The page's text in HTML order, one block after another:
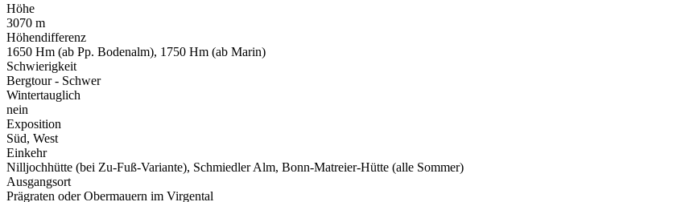
Höhe
3070 m
Höhendifferenz
1650 Hm (ab Pp. Bodenalm), 1750 Hm (ab Marin)
Schwierigkeit
Bergtour - Schwer
Wintertauglich
nein
Exposition
Süd, West
Einkehr
Nilljochhütte (bei Zu-Fuß-Variante), Schmiedler Alm, Bonn-Matreier-Hütte (alle Sommer)
Ausgangsort
Prägraten oder Obermauern im Virgental